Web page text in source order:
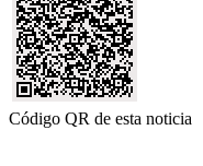
Código QR de esta noticia